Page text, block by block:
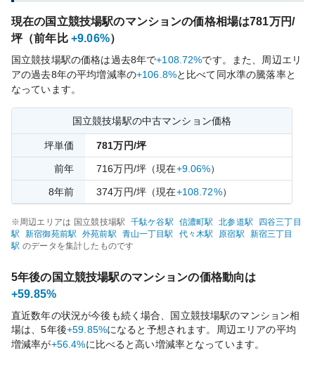
現在の国立競技場駅のマンションの価格相場は781万円/
坪（前年比 +9.06%）
国立競技場駅の価格は過去8年で+108.72%です。
また、周辺エリ
アの過去8年の平均増減率の+106.8%と比べて同水準の騰落率と
なっています。
国立競技場駅の中古マンション価格
坪単価 781万円/坪
前年 716万円/坪 （現在+9.06%）
8年前 374万円/坪 （現在+108.72%）
※周辺エリアは 国立競技場駅 千駄ケ谷駅 信濃町駅 北参道駅
四谷三丁目
駅
新宿御苑前駅 外苑前駅 青山一丁目駅 代々木駅 原宿駅
新宿三丁目
駅 のデータを集計したものです
5年後の 国立競技場駅のマンションの価格動向は
+59.85%
直近数年の状況が今後も続く場合、 国立競技場駅のマンション相
場は、5年後+59.85%になると予想されます。周辺エリアの平均
増減率が+56.4%に比べると高い増減率となっています。